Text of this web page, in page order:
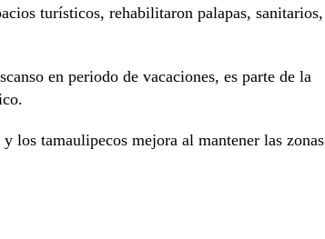
turísticos, rehabilitaron palapas, sanitarios,
en periodo de vacaciones, es parte de la
los tamaulipecos mejora al mantener las zonas